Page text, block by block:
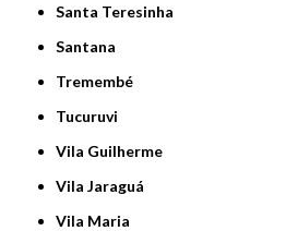
Santa Teresinha
Santana
Tremembé
Tucuruvi
Vila Guilherme
Vila Jaraguá
Vila Maria